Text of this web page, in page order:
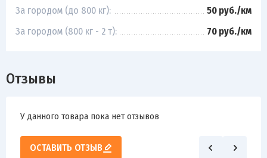
За городом (до 800 кг):
50 руб./км
За городом (800 кг - 2 т):
70 руб./км
Отзывы
У данного товара пока нет отзывов
ОСТАВИТЬ ОТЗЫВ